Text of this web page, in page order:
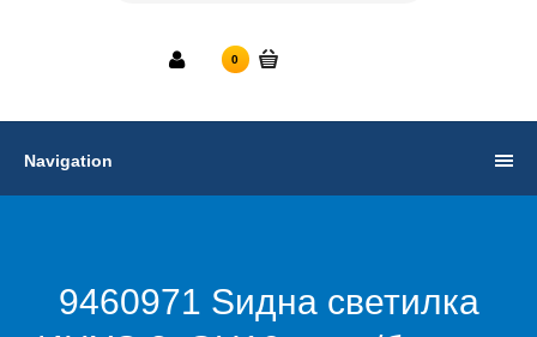
0
Navigation
9460971 Ѕидна светилка